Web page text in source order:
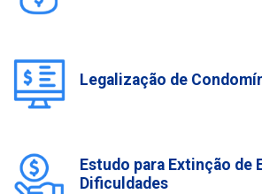
Legalização de
Estudo para Extinção de
Dificuldades